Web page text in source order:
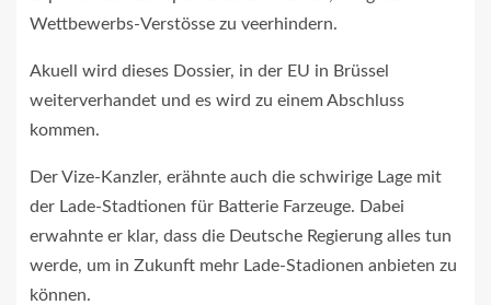
Wettbewerbs-Verstösse zu veerhindern.
Akuell wird dieses Dossier, in der EU in Brüssel
weiterverhandet und es wird zu einem Abschluss
kommen.
Der Vize-Kanzler, erähnte auch die schwirige Lage mit
der Lade-Stadtionen für Batterie Farzeuge. Dabei
erwahnte er klar, dass die Deutsche Regierung alles tun
werde, um in Zukunft mehr Lade-Stadionen anbieten zu
können.